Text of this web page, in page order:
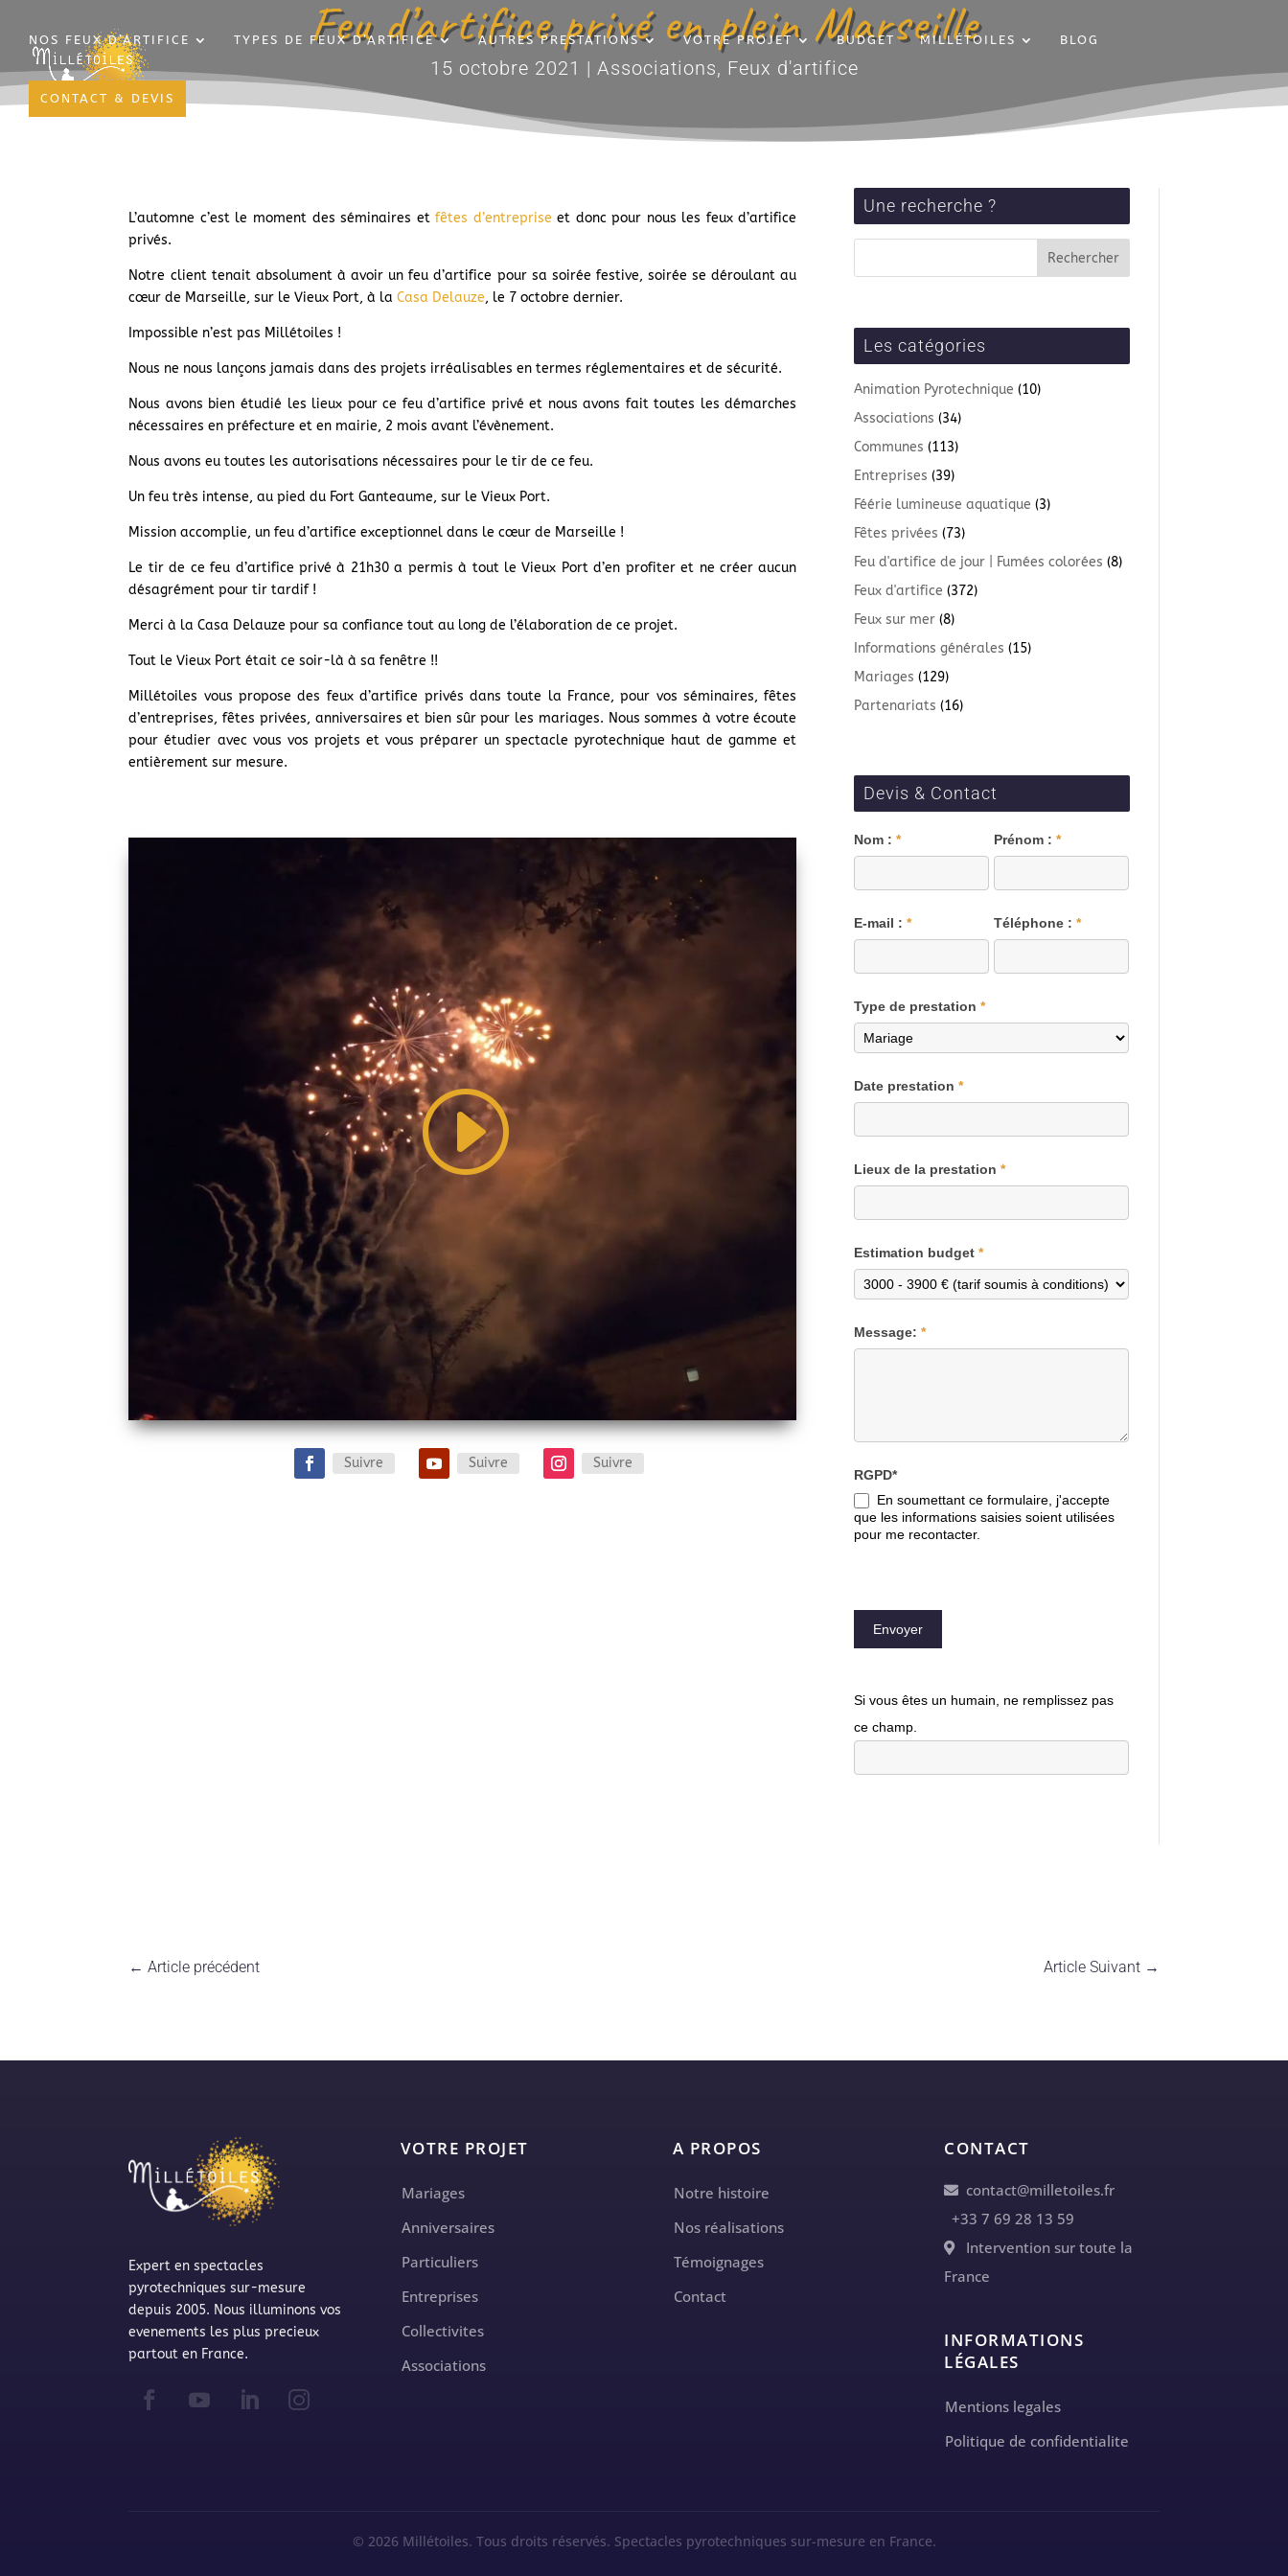
NOS FEUX D’ARTIFICE TYPES DE FEUX D’ARTIFICE AUTRES PRESTATIONS VOTRE PROJET BUDGET MILLÉTOILES BLOG
CONTACT & DEVIS
Feu d’artifice privé en plein Marseille
15 octobre 2021 | Associations, Feux d'artifice
L’automne c’est le moment des séminaires etfêtes d’entreprise et donc pour nous les feux d’artifice
privés.
Notre client tenait absolument à avoir un feu d’artifice pour sa soirée festive, soirée se déroulant au
cœur de Marseille, sur le Vieux Port, à laCasa Delauze, le 7 octobre dernier.
Impossible n’est pas Millétoiles !
Nous ne nous lançons jamais dans des projets irréalisables en termes réglementaires et de sécurité.
Nous avons bien étudié les lieux pour ce feu d’artifice privé et nous avons fait toutes les démarches
nécessaires en préfecture et en mairie, 2 mois avant l’évènement.
Nous avons eu toutes les autorisations nécessaires pour le tir de ce feu.
Un feu très intense, au pied du Fort Ganteaume, sur le Vieux Port.
Mission accomplie, un feu d’artifice exceptionnel dans le cœur de Marseille !
Le tir de ce feu d’artifice privé à 21h30 a permis à tout le Vieux Port d’en profiter et ne créer aucun
désagrément pour tir tardif !
Merci à la Casa Delauze pour sa confiance tout au long de l’élaboration de ce projet.
Tout le Vieux Port était ce soir-là à sa fenêtre !!
Millétoiles vous propose des feux d’artifice privés dans toute la France, pour vos séminaires, fêtes
d’entreprises, fêtes privées, anniversaires et bien sûr pour les mariages. Nous sommes à votre écoute
pour étudier avec vous vos projets et vous préparer un spectacle pyrotechnique haut de gamme et
entièrement sur mesure.
Suivre Suivre Suivre
Une recherche ?
Les catégories
Animation Pyrotechnique (10)
Associations (34)
Communes (113)
Entreprises (39)
Féérie lumineuse aquatique (3)
Fêtes privées (73)
Feu d'artifice de jour | Fumées colorées (8)
Feux d'artifice (372)
Feux sur mer(8)
Informations générales (15)
Mariages (129)
Partenariats (16)
Devis & Contact
Blog
Nom : * Prénom :*
E-mail : * Téléphone :*
Type de prestation *
Date prestation *
Lieux de la prestation *
Estimation budget *
Message: *
RGPD*
En soumettant ce formulaire, j'accepte
que les informations saisies soient utilisées
pour me recontacter.
Envoyer
Si vous êtes un humain, ne remplissez pas
ce champ.
←Article précédent Article Suivant→
Expert en spectacles
pyrotechniques sur-mesure
depuis 2005. Nous illuminons vos
evenements les plus precieux
partout en France.
VOTRE PROJET
Mariages
Anniversaires
Particuliers
Entreprises
Collectivites
Associations
A PROPOS
Notre histoire
Nos réalisations
Témoignages
Contact
CONTACT
contact@milletoiles.fr
+33 7 69 28 13 59
Intervention sur toute la
France
INFORMATIONS
LÉGALES
Mentions legales
Politique de confidentialite
© 2026 Millétoiles. Tous droits réservés. Spectacles pyrotechniques sur-mesure en France.